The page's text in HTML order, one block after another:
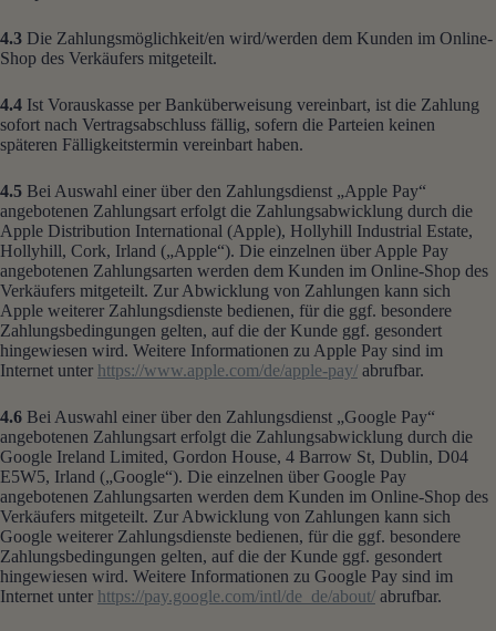
4.3 Die Zahlungsmöglichkeit/en wird/werden dem Kunden im Online-
Shop des Verkäufers mitgeteilt.
4.4 Ist Vorauskasse per Banküberweisung vereinbart, ist die Zahlung
sofort nach Vertragsabschluss fällig, sofern die Parteien keinen
späteren Fälligkeitstermin vereinbart haben.
4.5 Bei Auswahl einer über den Zahlungsdienst „Apple Pay“
angebotenen Zahlungsart erfolgt die Zahlungsabwicklung durch die
Apple Distribution International (Apple), Hollyhill Industrial Estate,
Hollyhill, Cork, Irland („Apple“). Die einzelnen über Apple Pay
angebotenen Zahlungsarten werden dem Kunden im Online-Shop des
Verkäufers mitgeteilt. Zur Abwicklung von Zahlungen kann sich
Apple weiterer Zahlungsdienste bedienen, für die ggf. besondere
Zahlungsbedingungen gelten, auf die der Kunde ggf. gesondert
hingewiesen wird. Weitere Informationen zu Apple Pay sind im
Internet unter https://www.apple.com/de/apple-pay/ abrufbar.
4.6 Bei Auswahl einer über den Zahlungsdienst „Google Pay“
angebotenen Zahlungsart erfolgt die Zahlungsabwicklung durch die
Google Ireland Limited, Gordon House, 4 Barrow St, Dublin, D04
E5W5, Irland („Google“). Die einzelnen über Google Pay
angebotenen Zahlungsarten werden dem Kunden im Online-Shop des
Verkäufers mitgeteilt. Zur Abwicklung von Zahlungen kann sich
Google weiterer Zahlungsdienste bedienen, für die ggf. besondere
Zahlungsbedingungen gelten, auf die der Kunde ggf. gesondert
hingewiesen wird. Weitere Informationen zu Google Pay sind im
Internet unter https://pay.google.com/intl/de_de/about/ abrufbar.